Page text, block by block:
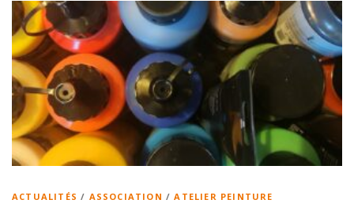
ACTUALITÉS / ASSOCIATION /ATELIER PEINTURE